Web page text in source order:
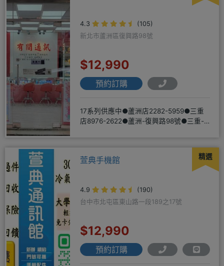
4.3
(105)
新北市蘆洲區復興路98號
$12,990
預約訂購
17系列供應中●蘆洲店2282-5959●三重
店8976-2622●蘆洲-復興路98號●三重-
精選
萱典手機館
4.9
(190)
台中市北屯區東山路一段189之17號
$12,990
預約訂購